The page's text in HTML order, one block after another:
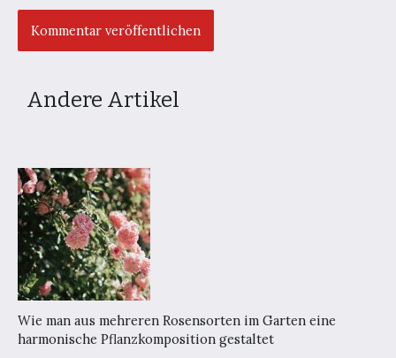
Andere Artikel
Wie man aus mehreren Rosensorten im Garten eine
harmonische Pflanzkomposition gestaltet